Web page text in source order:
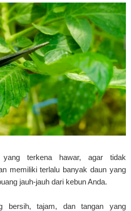
yang terkena hawar, agar tidak
memiliki terlalu banyak daun yang
jauh-jauh dari kebun Anda.
bersih, tajam, dan tangan yang